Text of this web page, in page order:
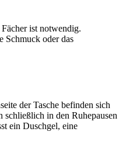
ist notwendig.
Schmuck oder das
der Tasche befinden sich
schließlich in den Ruhepausen
ein Duschgel, eine